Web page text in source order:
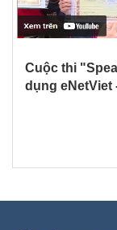
Cuộc thi
dụng eNetViet